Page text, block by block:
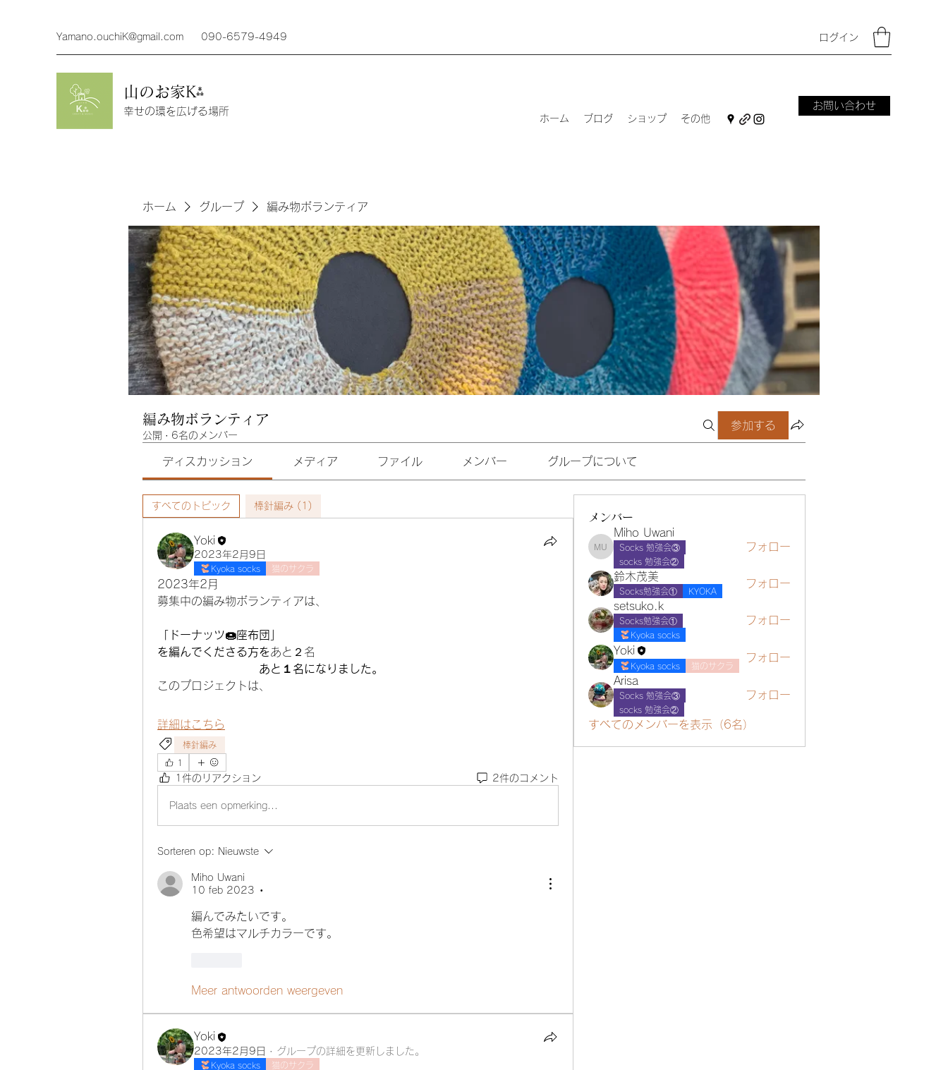
Yamano.ouchiK@gmail.com 090-6579-4949 ログイン
山のお家K⁂
幸せの環を広げる場所
ホーム ブログ ショップ その他
お問い合わせ
ホーム グループ 編み物ボランティア
編み物ボランティア
公開 · 6名のメンバー
参加する
ディスカッション メディア ファイル メンバー グループについて
すべてのトピック 棒針編み (1)
Yoki
2023年2月9日
Kyoka socks 猫のサクラ
2023年2月
募集中の編み物ボランティアは、
「ドーナッツ🍩座布団」
を編んでくださる方をあと２名
あと１名になりました。
このプロジェクトは、
詳細はこちら
棒針編み
1
1件のリアクション 2件のコメント
Plaats een opmerking...
Sorteren op: Nieuwste
Miho Uwani
10 feb 2023
•
編んでみたいです。
色希望はマルチカラーです。
Meer antwoorden weergeven
Yoki
2023年2月9日 · グループの詳細を更新しました。
Kyoka socks 猫のサクラ
メンバー
Miho Uwani
Miho Uwani
Socks 勉強会③
socks 勉強会②
フォロー
鈴木茂美
Socks勉強会① KYOKA
フォロー
setsuko.k
Socks勉強会①
Kyoka socks
フォロー
Yoki
Kyoka socks 猫のサクラ
フォロー
Arisa
Socks 勉強会③
socks 勉強会②
フォロー
すべてのメンバーを表示（6名）